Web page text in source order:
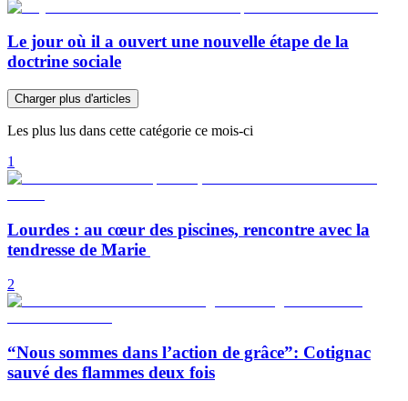
Le jour où il a ouvert une nouvelle étape de la
doctrine sociale
Charger plus d'articles
Les plus lus dans cette catégorie ce mois-ci
1
Lourdes : au cœur des piscines, rencontre avec la
tendresse de Marie
2
“Nous sommes dans l’action de grâce”: Cotignac
sauvé des flammes deux fois